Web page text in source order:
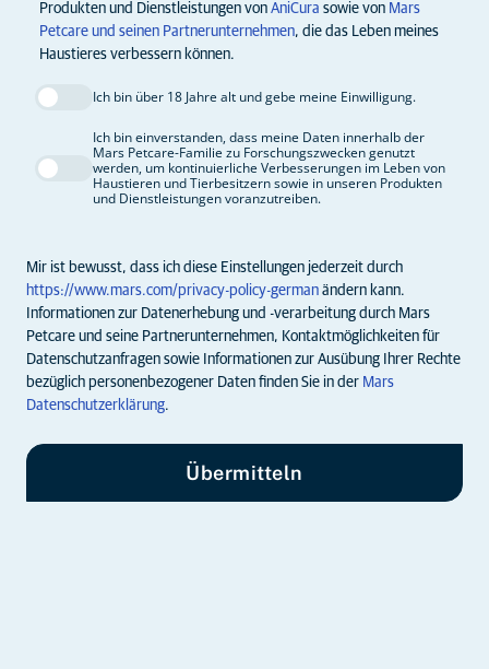
Produkten und Dienstleistungen von AniCura sowie von Mars
Petcare und seinen Partnerunternehmen, die das Leben meines
Haustieres verbessern können.
Ich bin über 18 Jahre alt und gebe meine Einwilligung.
Ich bin einverstanden, dass meine Daten innerhalb der
Mars Petcare-Familie zu Forschungszwecken genutzt
werden, um kontinuierliche Verbesserungen im Leben von
Haustieren und Tierbesitzern sowie in unseren Produkten
und Dienstleistungen voranzutreiben.
Mir ist bewusst, dass ich diese Einstellungen jederzeit durch
https://www.mars.com/privacy-policy-german ändern kann.
Informationen zur Datenerhebung und -verarbeitung durch Mars
Petcare und seine Partnerunternehmen, Kontaktmöglichkeiten für
Datenschutzanfragen sowie Informationen zur Ausübung Ihrer Rechte
bezüglich personenbezogener Daten finden Sie in der Mars
Datenschutzerklärung.
Übermitteln